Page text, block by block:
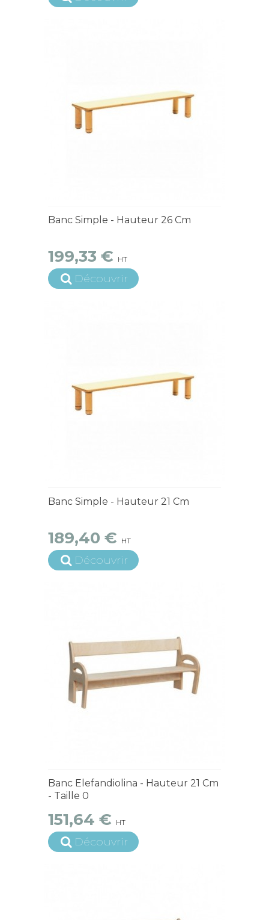
Banc Simple - Hauteur 26 Cm
199,33 € HT
Découvrir
Banc Simple - Hauteur 21 Cm
189,40 € HT
Découvrir
Banc Elefandiolina - Hauteur 21 Cm
- Taille 0
151,64 € HT
Découvrir